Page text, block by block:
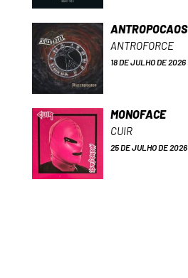
ANTROPOCAOS
ANTROFORCE
18 DE JULHO DE 2026
MONOFACE
CUIR
25 DE JULHO DE 2026